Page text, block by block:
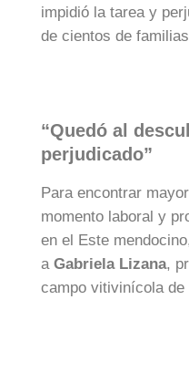
impidió la tarea y
de cientos de
“Quedó al
perjudicado”
Para encontrar
momento laboral y
en el Este
a Gabriela Lizana,
campo vitivinícola de